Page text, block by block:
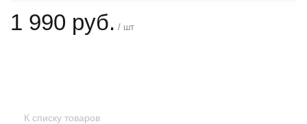
1 990 руб. / шт
К списку товаров